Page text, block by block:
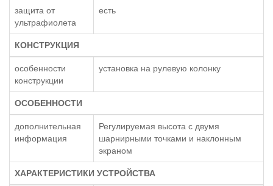
защита от
ультрафиолета
есть
КОНСТРУКЦИЯ
особенности
конструкции
установка на рулевую колонку
ОСОБЕННОСТИ
дополнительная
информация
Регулируемая высота с двумя
шарнирными точками и наклонным
экраном
ХАРАКТЕРИСТИКИ УСТРОЙСТВА